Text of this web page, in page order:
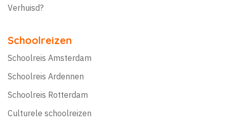
Verhuisd?
Schoolreizen
Schoolreis Amsterdam
Schoolreis Ardennen
Schoolreis Rotterdam
Culturele schoolreizen